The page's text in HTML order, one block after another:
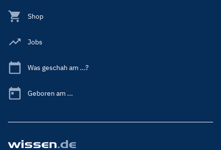
Shop
Jobs
Was geschah am ...?
Geboren am ...